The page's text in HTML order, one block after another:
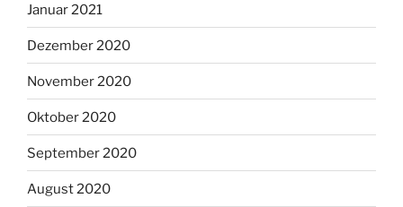
Januar 2021
Dezember 2020
November 2020
Oktober 2020
September 2020
August 2020